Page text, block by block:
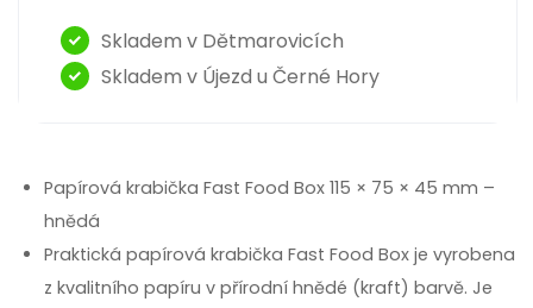
Skladem v Dětmarovicích
Skladem v Újezd u Černé Hory
Papírová krabička Fast Food Box 115 × 75 × 45 mm –
hnědá
Praktická papírová krabička Fast Food Box je vyrobena
z kvalitního papíru v přírodní hnědé (kraft) barvě. Je